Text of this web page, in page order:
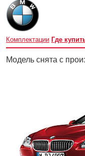
Комплектации Где
Модель снята с